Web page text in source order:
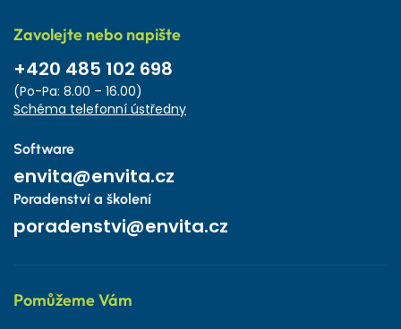
Zavolejte nebo napište
+420 485 102 698
(Po-Pa: 8.00 – 16.00)
Schéma telefonní ústředny
Software
envita@envita.cz
Poradenství a školení
poradenstvi@envita.cz
Pomůžeme Vám